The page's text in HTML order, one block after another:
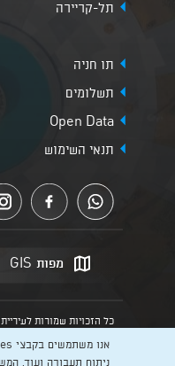
תל-קריירה
תו חניה
תשלומים
Open Data
תנאי השימוש
מפות GIS
הנוסח המחייב הוא זה הקבוע
ניתוח תעבורה ועוד.